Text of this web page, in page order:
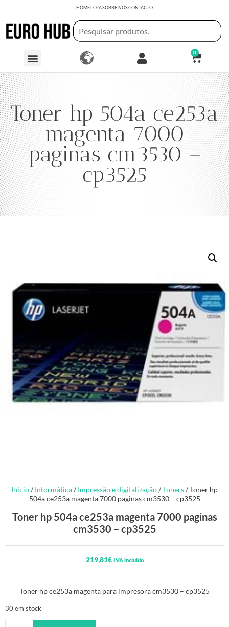
HOMELOJASOBRE NÓSCONTACTO
0
Toner hp 504a ce253a
magenta 7000
paginas cm3530 –
cp3525
Início/ Informática/ Impressão e digitalização/Toners/ Toner hp
504a ce253a magenta 7000 paginas cm3530 – cp3525
Toner hp 504a ce253a magenta 7000 paginas
cm3530 – cp3525
219,81€ IVA incluido
Toner hp ce253a magenta para impresora cm3530 – cp3525
30 em stock